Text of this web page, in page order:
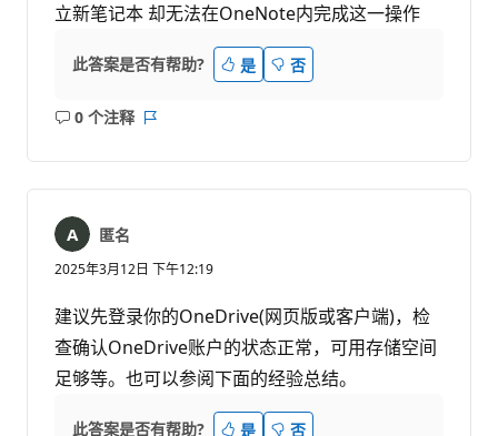
立新笔记本 却无法在OneNote内完成这一操作
此答案是否有帮助? 是 否
0 个注释
无
报
匿名
2025年3月12日 下午12:19
建议先登录你的OneDrive(网页版或客户端)，检
查确认OneDrive账户的状态正常，可用存储空间
足够等。也可以参阅下面的经验总结。
此答案是否有帮助? 是 否